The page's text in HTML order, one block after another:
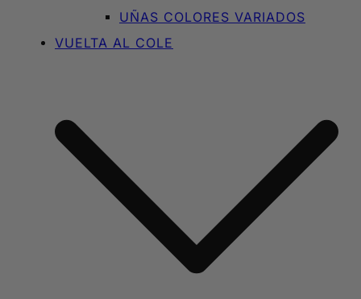
UÑAS COLORES VARIADOS
VUELTA AL COLE